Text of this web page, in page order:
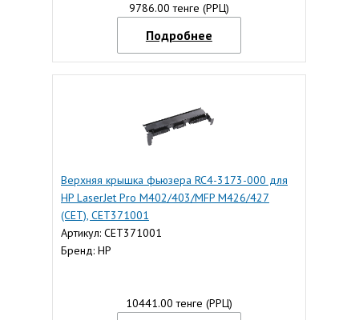
9786.00 тенге (РРЦ)
Подробнее
Верхняя крышка фьюзера RC4-3173-000 для
HP LaserJet Pro M402/403/MFP M426/427
(CET), CET371001
Артикул: CET371001
Бренд: HP
10441.00 тенге (РРЦ)